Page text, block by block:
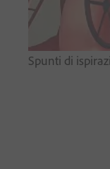
Spunti di